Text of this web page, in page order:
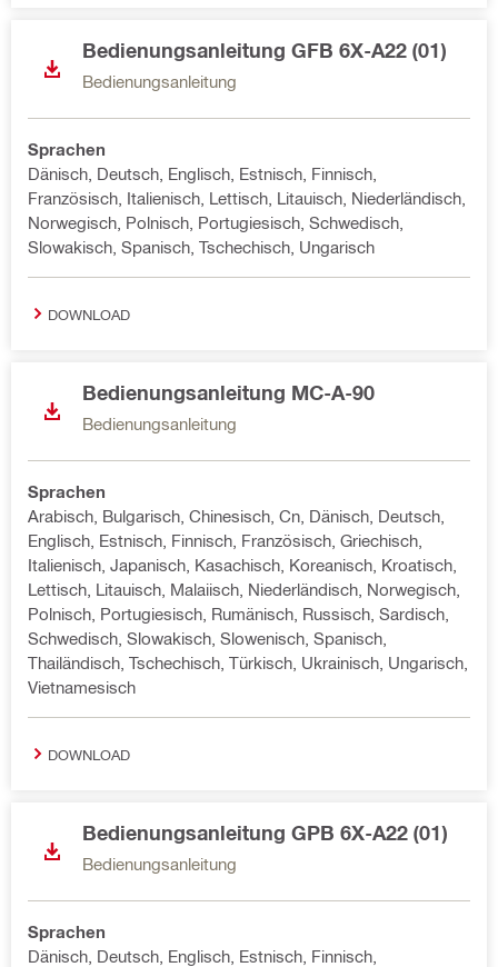
Bedienungsanleitung GFB 6X-A22 (01)
Bedienungsanleitung
Sprachen
Dänisch, Deutsch, Englisch, Estnisch, Finnisch,
Französisch, Italienisch, Lettisch, Litauisch, Niederländisch,
Norwegisch, Polnisch, Portugiesisch, Schwedisch,
Slowakisch, Spanisch, Tschechisch, Ungarisch
DOWNLOAD
Bedienungsanleitung MC-A-90
Bedienungsanleitung
Sprachen
Arabisch, Bulgarisch, Chinesisch, Cn, Dänisch, Deutsch,
Englisch, Estnisch, Finnisch, Französisch, Griechisch,
Italienisch, Japanisch, Kasachisch, Koreanisch, Kroatisch,
Lettisch, Litauisch, Malaiisch, Niederländisch, Norwegisch,
Polnisch, Portugiesisch, Rumänisch, Russisch, Sardisch,
Schwedisch, Slowakisch, Slowenisch, Spanisch,
Thailändisch, Tschechisch, Türkisch, Ukrainisch, Ungarisch,
Vietnamesisch
DOWNLOAD
Bedienungsanleitung GPB 6X-A22 (01)
Bedienungsanleitung
Sprachen
Dänisch, Deutsch, Englisch, Estnisch, Finnisch,